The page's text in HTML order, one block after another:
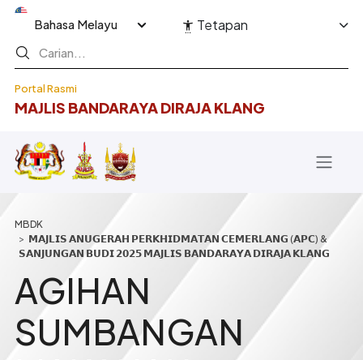
Langkau ke kandungan utama
Portal Rasmi
MAJLIS BANDARAYA DIRAJA KLANG
Select your language Tetapan
Breadcrumb
𝗠𝗔𝗝𝗟𝗜𝗦 𝗔𝗡𝗨𝗚𝗘𝗥𝗔𝗛 𝗣𝗘𝗥𝗞𝗛𝗜𝗗𝗠𝗔𝗧𝗔𝗡 𝗖𝗘𝗠𝗘𝗥𝗟𝗔𝗡𝗚 (𝗔𝗣𝗖) &
𝗦𝗔𝗡𝗝𝗨𝗡𝗚𝗔𝗡 𝗕𝗨𝗗𝗜 𝟮𝟬𝟮𝟱 𝗠𝗔𝗝𝗟𝗜𝗦 𝗕𝗔𝗡𝗗𝗔𝗥𝗔𝗬𝗔 𝗗𝗜𝗥𝗔𝗝𝗔 𝗞𝗟𝗔𝗡𝗚
AGIHAN
SUMBANGAN